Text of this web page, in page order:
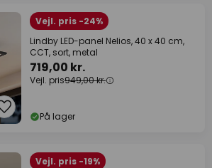
Vejl. pris -24%
Lindby LED-panel Nelios, 40 x 40 cm,
CCT, sort, metal
719,00 kr.
Vejl. pris949,00 kr.
På lager
Vejl. pris -19%